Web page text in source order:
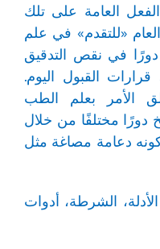
العامة على تلك
«للتقدم» في علم
في نقص التدقيق
القبول اليوم.
الأمر بعلم الطب
دورًا مختلفًا من خلال
دعامة مصاغة مثل
الأدلة، الشرطة، أدوات